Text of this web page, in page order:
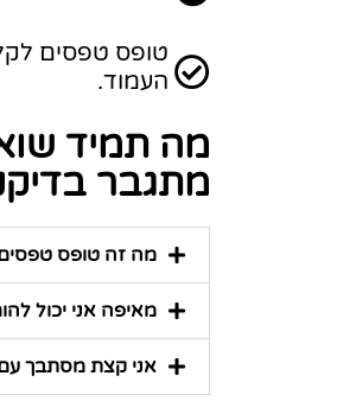
העמוד.
מה תמיד
מתגבר
מה זה טופס
מאיפה אני יכול
אני קצת מסתבך עם